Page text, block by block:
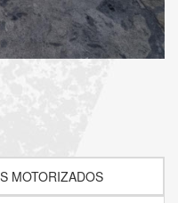
MOTORIZADOS